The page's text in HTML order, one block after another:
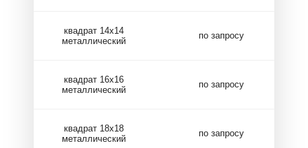
квадрат 14х14
металлический
по запросу
квадрат 16х16
металлический
по запросу
квадрат 18х18
металлический
по запросу